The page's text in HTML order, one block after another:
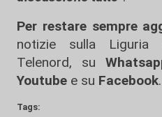
Per restare sempre
notizie sulla Liguria
Telenord, su
Youtube e su Facebook.
Tags: